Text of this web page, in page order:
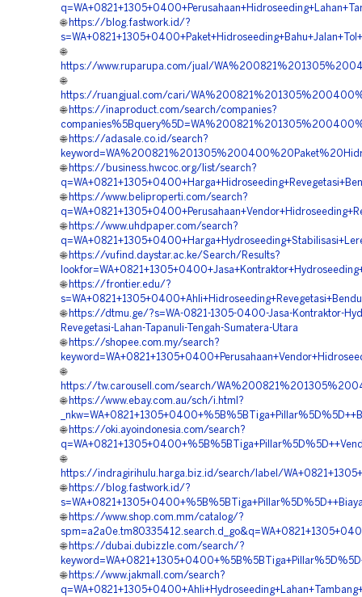
🌐 https://blog.fastwork.id/?
🌐
https://www.ruparupa.com/jual/
🌐
https://ruangjual.com/cari/
🌐 https://inaproduct.com/search/companies?
🌐 https://adasale.co.id/search?
🌐 https://business.hwcoc.org/list/search?
🌐 https://www.beliproperti.com/search?
🌐 https://www.uhdpaper.com/search?
🌐 https://vufind.daystar.ac.ke/Search/Results?
🌐 https://frontier.edu/?
🌐 https://dtmu.ge/?s=WA-0821-1305-0400-Jasa-Kontraktor-
Revegetasi-Lahan-Tapanuli-Tengah-Sumatera-Utara
🌐 https://shopee.com.my/search?
🌐
https://tw.carousell.com/search/
🌐 https://www.ebay.com.au/sch/i.html?
🌐 https://oki.ayoindonesia.com/search?
🌐
https://indragirihulu.harga.biz.id/search/label/
🌐 https://blog.fastwork.id/?
🌐 https://www.shop.com.mm/catalog/?
🌐 https://dubai.dubizzle.com/search/?
🌐 https://www.jakmall.com/search?